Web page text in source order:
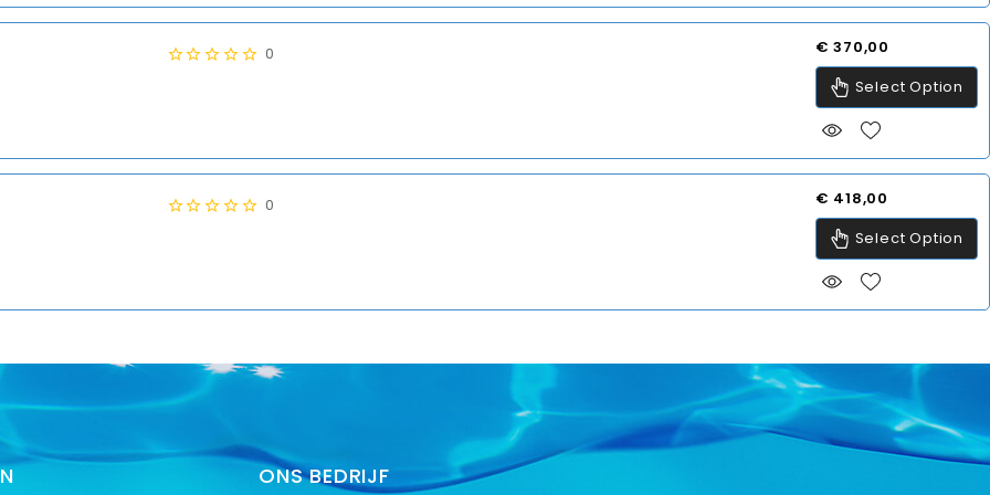
0 Prijs
€ 370,00
Select Option
0 Prijs
€ 418,00
Select Option
ONS BEDRIJF